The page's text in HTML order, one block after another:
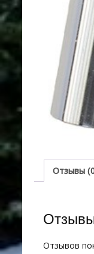
Отзывы
Отзывов